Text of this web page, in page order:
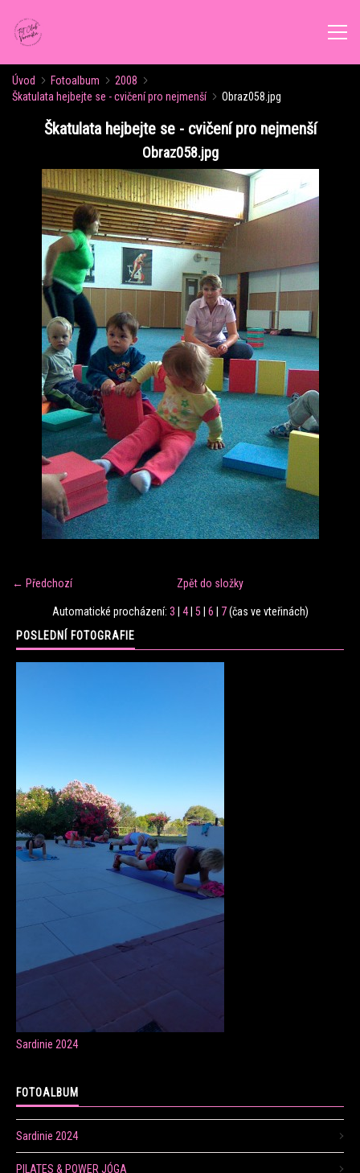
ÚVOD
ROZVRH CVIČENÍ
KALENDÁŘ AKCÍ
FORMY CVIČENÍ
VÝŽIVOVÉ PORADENSTVÍ
FITNESS TRÉNINK
VERONIKA FRÁNOVÁ
FIT CLUB VERONIKA
KONTAKT
FOTOALBUM
KE STAŽENÍ
Veronika Fránová
+420 724 023 632
Update cookies preferences
Úvod Fotoalbum
2008
Škatulata hejbejte se - cvičení pro nejmenší
Obraz058.jpg
Škatulata hejbejte se - cvičení pro nejmenší
Obraz058.jpg
← Předchozí Zpět do složky
Automatické procházení: 3 4| 5 6 7(čas ve vteřinách)
POSLEDNÍ FOTOGRAFIE
Sardinie 2024
FOTOALBUM
Sardinie 2024
PILATES & POWER JÓGA